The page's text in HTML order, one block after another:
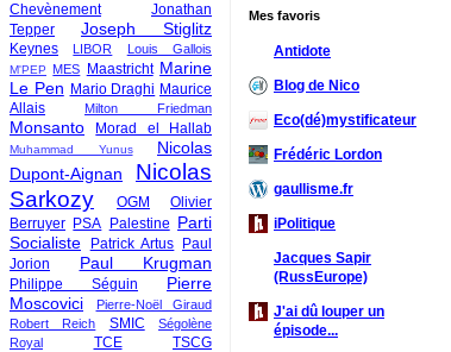
Chevènement
Jonathan
Tepper
Joseph Stiglitz
Keynes LIBOR Louis Gallois
M'PEP MES Maastricht Marine
Le Pen Mario Draghi Maurice
Allais
Milton Friedman
Monsanto Morad el Hallab
Muhammad Yunus
Nicolas
Dupont-Aignan
Nicolas
Sarkozy
OGM
Olivier
Berruyer PSA Palestine Parti
Socialiste
Patrick Artus
Paul
Jorion
Paul Krugman
Philippe Séguin
Pierre
Moscovici
Pierre-Noël Giraud
Robert Reich
SMIC
Ségolène
Royal
TCE TSCG
Mes favoris
Antidote
Blog de Nico
Eco(dé)mystificateur
Frédéric Lordon
gaullisme.fr
iPolitique
Jacques Sapir
(RussEurope)
J'ai dû louper un
épisode...